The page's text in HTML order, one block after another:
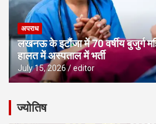
अपराध
लखनऊ के इटौंजा में 70 वर्षीय बुजुर्ग
हालत में अस्पताल में भर्ती
July 15, 2026 editor
ज्योतिष